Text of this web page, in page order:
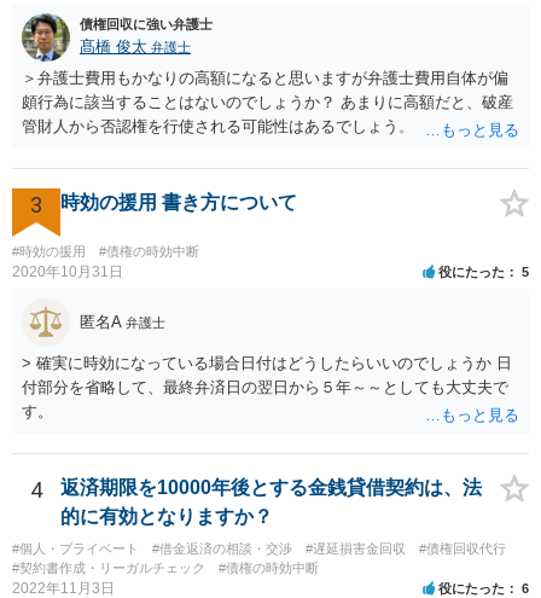
債権回収に強い弁護士
髙橋 俊太 弁護士
＞弁護士費用もかなりの高額になると思いますが弁護士費用自体が偏
頗行為に該当することはないのでしょうか？ あまりに高額だと、破産
管財人から否認権を行使される可能性はあるでしょう。 ＞このレベル
定した収入があります】とのことなので、法テラスの利用は難しいと
思われます。 此方での当方回答は以上となりますが、参考になれば幸
いです。
3 時効の援用 書き方について
#時効の援用 #債権の時効中断
2020年10月31日 役にたった 5
匿名A 弁護士
> 確実に時効になっている場合日付はどうしたらいいのでしょうか 日
付部分を省略して、最終弁済日の翌日から５年～～としても大丈夫で
す。
4
返済期限を10000年後とする金銭貸借契約は、法
的に有効となりますか？
#個人・プライベート #借金返済の相談・交渉 #遅延損害金回収
#債権回収代行
#契約書作成・リーガルチェック
#債権の時効中断
2022年11月3日 役にたった 6